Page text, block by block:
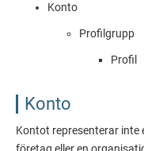
Konto
Profilgrupp
Profil
Konto
Kontot representerar inte